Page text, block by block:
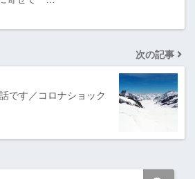
次の記事
です／コロナショック